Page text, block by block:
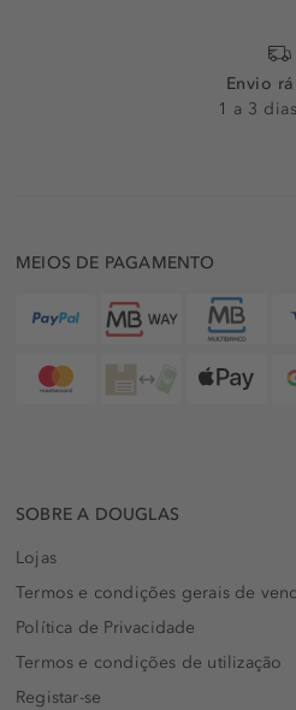
Envio
1 a 3
MEIOS DE PAGAMENTO
SOBRE A DOUGLAS
Lojas
Termos e condições gerais de
Política de Privacidade
Termos e condições de utilização
Registar-se